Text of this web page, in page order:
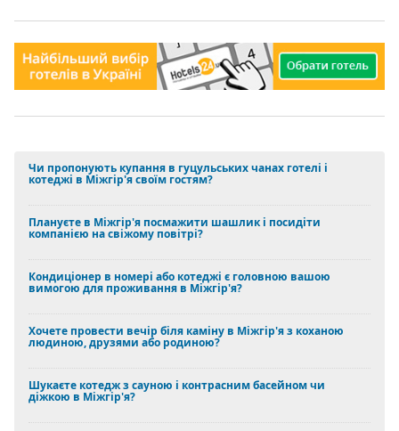
Чи пропонують купання в гуцульських чанах готелі і
котеджі в Міжгір'я своїм гостям?
Плануєте в Міжгір'я посмажити шашлик і посидіти
компанією на свіжому повітрі?
Кондиціонер в номері або котеджі є головною вашою
вимогою для проживання в Міжгір'я?
Хочете провести вечір біля каміну в Міжгір'я з коханою
людиною, друзями або родиною?
Шукаєте котедж з сауною і контрасним басейном чи
діжкою в Міжгір'я?